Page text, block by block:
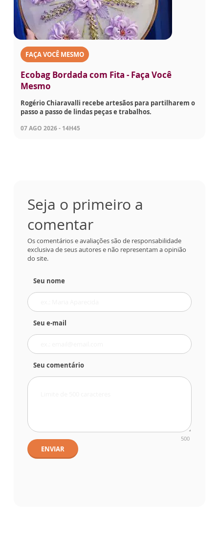
FAÇA VOCÊ MESMO
Ecobag Bordada com Fita - Faça Você
Mesmo
Rogério Chiaravalli recebe artesãos para partilharem o
passo a passo de lindas peças e trabalhos.
07 AGO 2026 - 14H45
Seja o primeiro a
comentar
Os comentários e avaliações são de responsabilidade
exclusiva de seus autores e não representam a opinião
do site.
Seu nome
Seu e-mail
Seu comentário
500
ENVIAR